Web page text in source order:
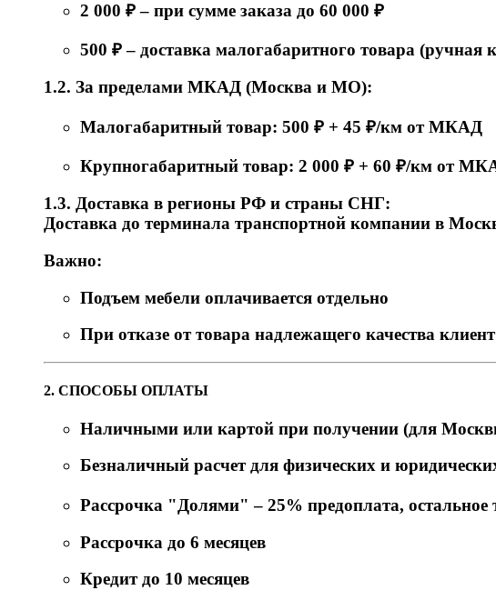
2 000 ₽ – при сумме заказа до 60 000 ₽
500 ₽ – доставка малогабаритного товара (ручная
1.2. За пределами МКАД (Москва и МО):
Малогабаритный товар: 500 ₽ + 45 ₽/км от МКАД
Крупногабаритный товар: 2 000 ₽ + 60 ₽/км от
1.3. Доставка в регионы РФ и страны СНГ:
Доставка до терминала транспортной компании в
Важно:
Подъем мебели оплачивается отдельно
При отказе от товара надлежащего качества
2. СПОСОБЫ ОПЛАТЫ
Наличными или картой при получении (для
Безналичный расчет для физических и
Рассрочка "Долями" – 25% предоплата, остальное
Рассрочка до 6 месяцев
Кредит до 10 месяцев